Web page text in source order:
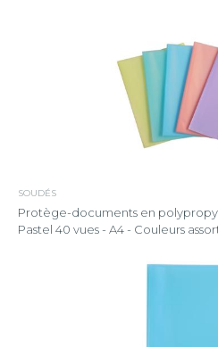
SOUDÉS
Protège-documents en
Pastel 40 vues - A4 - Couleurs